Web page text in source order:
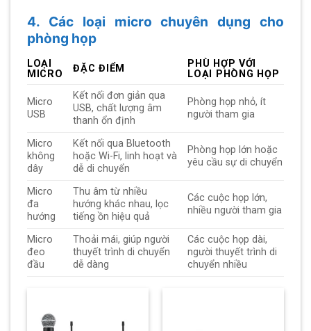
4. Các loại micro chuyên dụng cho
phòng họp
LOẠI
MICRO
ĐẶC ĐIỂM
PHÙ HỢP VỚI
LOẠI PHÒNG HỌP
Micro
USB
Kết nối đơn giản qua
USB, chất lượng âm
thanh ổn định
Phòng họp nhỏ, ít
người tham gia
Micro
không
dây
Kết nối qua Bluetooth
hoặc Wi-Fi, linh hoạt và
dễ di chuyển
Phòng họp lớn hoặc
yêu cầu sự di chuyển
Micro
đa
hướng
Thu âm từ nhiều
hướng khác nhau, lọc
tiếng ồn hiệu quả
Các cuộc họp lớn,
nhiều người tham gia
Micro
đeo
đầu
Thoải mái, giúp người
thuyết trình di chuyển
dễ dàng
Các cuộc họp dài,
người thuyết trình di
chuyển nhiều